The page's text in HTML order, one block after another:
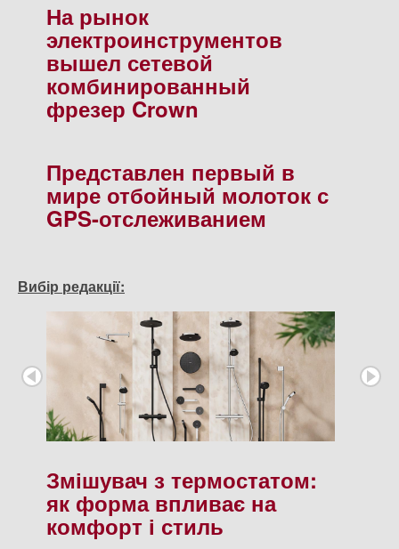
На рынок
электроинструментов
вышел сетевой
комбинированный
фрезер Crown
Представлен первый в
мире отбойный молоток с
GPS-отслеживанием
Вибір редакції:
Змішувач з термостатом:
як форма впливає на
комфорт і стиль